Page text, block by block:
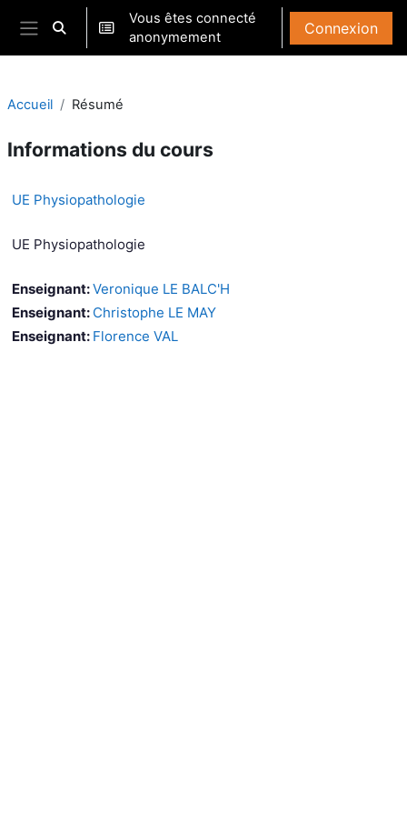
Passer au contenu principal
Panneau latéral
Activer/désactiver la saisie de recherche
Vous êtes connecté
anonymement
Connexion
Accueil Résumé
Informations du cours
UE Physiopathologie
UE Physiopathologie
Enseignant:Veronique LE BALC'H
Enseignant: Christophe LE MAY
Enseignant: Florence VAL